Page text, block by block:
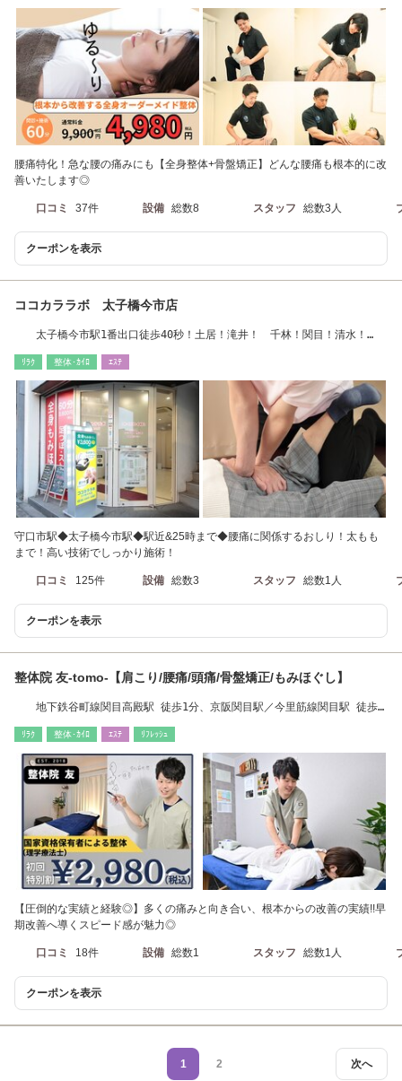
腰痛特化！急な腰の痛みにも【全身整体+骨盤矯正】どんな腰痛も根本的に改
善いたします◎
口コミ 37件 設備 総数8 スタッフ 総数3人
クーポンを表示
ココカララボ 太子橋今市店
太子橋今市駅1番出口徒歩40秒！土居！滝井！ 千林！関目！清水！
ﾘﾗｸ 整体･ｶｲﾛ ｴｽﾃ
守口市駅◆太子橋今市駅◆駅近&25時まで◆腰痛に関係するおしり！太もも
まで！高い技術でしっかり施術！
口コミ 125件 設備 総数3 スタッフ 総数1人
クーポンを表示
整体院 友-tomo-【肩こり/腰痛/頭痛/骨盤矯正/もみほぐし】
地下鉄谷町線関目高殿駅 徒歩1分、京阪関目駅／今里筋線関目駅 徒歩7
ﾘﾗｸ 整体･ｶｲﾛ ｴｽﾃ ﾘﾌﾚｯｼｭ
【圧倒的な実績と経験◎】多くの痛みと向き合い、根本からの改善の実績!!早
期改善へ導くスピード感が魅力◎
口コミ 18件 設備 総数1 スタッフ 総数1人
クーポンを表示
次へ
1 2